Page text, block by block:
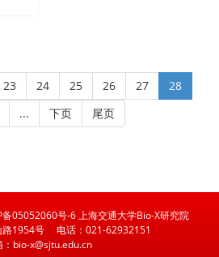
23 24 25 26 27
28
... 下页 尾页
05052060号-6 上海交通大学Bio-X研究院
路1954号
电话：021-62932151
：bio-x@sjtu.edu.cn